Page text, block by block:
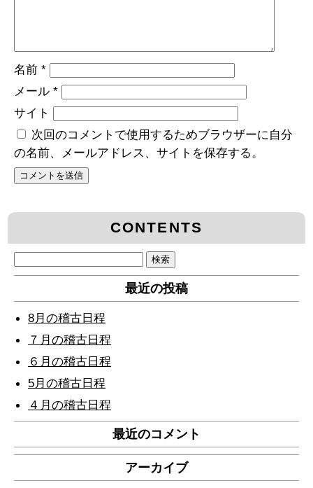
名前 *
メール *
サイト
次回のコメントで使用するためブラウザーに自分
の名前、メールアドレス、サイトを保存する。
CONTENTS
索:
最近の投稿
8月の稽古日程
７月の稽古日程
６月の稽古日程
5月の稽古日程
４月の稽古日程
最近のコメント
アーカイブ